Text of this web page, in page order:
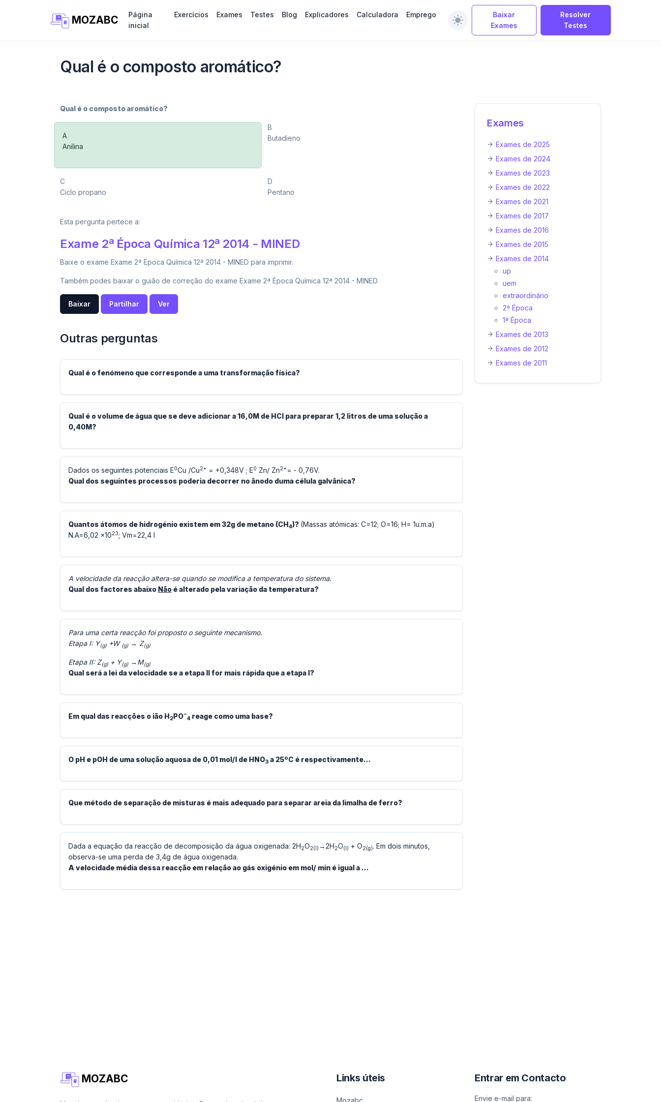
MOZABC
Baixar
Exames
Resolver
Testes
Página
inicial
Exercícios Exames Testes Blog Explicadores Calculadora Emprego
Qual é o composto aromático?
Qual é o composto aromático?
A
Anilina
B
Butadieno
C
Ciclo propano
D
Pentano
Esta pergunta pertece a:
Exame 2ª Época Química 12ª 2014 - MINED
Baixe o exame Exame 2ª Época Química 12ª 2014 - MINED para imprimir.
Também podes baixar o guião de correção do exame Exame 2ª Época Química 12ª 2014 - MINED
Baixar Partilhar Ver
Outras perguntas
Qual é o fenómeno que corresponde a uma transformação física?
Qual é o volume de água que se deve adicionar a 16,0M de HCl para preparar 1,2 litros de uma solução a
0,40M?
Dados os seguintes potenciais E0Cu /Cu2+ = +0,348V ; E0 Zn/ Zn2+ = - 0,76V.
Qual dos seguintes processos poderia decorrer no ânodo duma célula galvânica?
Quantos átomos de hidrogénio existem em 32g de metano (CH4)? (Massas atómicas: C=12; O=16; H= 1u.m.a)
N.A=6,02 x1023; Vm=22,4 l
A velocidade da reacção altera-se quando se modifica a temperatura do sistema.
Qual dos factores abaixo Não é alterado pela variação da temperatura?
Para uma certa reacção foi proposto o seguinte mecanismo.
Etapa I: Y(g) +W (g) → Z(g)
Etapa II: Z(g) + Y(g) →M(g)
Qual será a lei da velocidade se a etapa II for mais rápida que a etapa I?
Em qual das reacções o ião H2PO−
4 reage como uma base?
O pH e pOH de uma solução aquosa de 0,01 mol/l de HNO3 a 25ºC é respectivamente…
Que método de separação de misturas é mais adequado para separar areia da limalha de ferro?
Dada a equação da reacção de decomposição da água oxigenada: 2H2O2(l) →2H2O(l) + O2(g). Em dois minutos,
observa-se uma perda de 3,4g de água oxigenada.
A velocidade média dessa reacção em relação ao gás oxigénio em mol/ min é igual a …
Exames
Exames de 2025
Exames de 2024
Exames de 2023
Exames de 2022
Exames de 2021
Exames de 2017
Exames de 2016
Exames de 2015
Exames de 2014
up
uem
extraordinário
2ª Época
1ª Época
Exames de 2013
Exames de 2012
Exames de 2011
MOZABC Links úteis Entrar em Contacto
Envie e-mail para: